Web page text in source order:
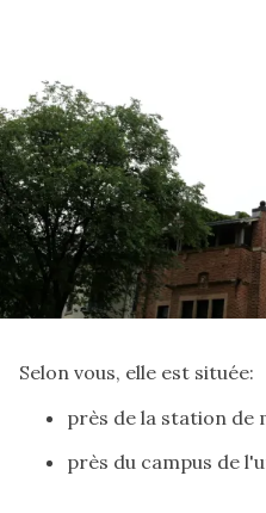
Selon vous, elle est située:
près de la station de
près du campus de